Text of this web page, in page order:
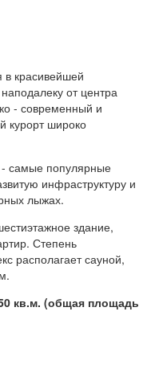
в красивейшей
от центра
- современный и
курорт широко
самые популярные
инфраструктуру и
лыжах.
здание,
Степень
располагает сауной,
кв.м. (общая площадь